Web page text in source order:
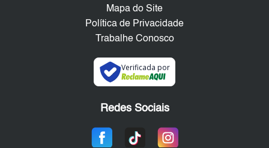
Mapa do Site
Política de Privacidade
Trabalhe Conosco
Verificada por
Redes Sociais